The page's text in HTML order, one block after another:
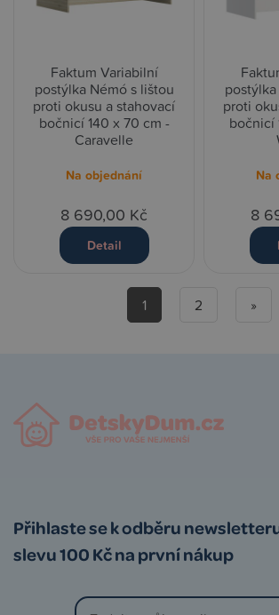
Faktum Variabilní
postýlka Némó s lištou
proti okusu a stahovací
bočnicí 140 x 70 cm -
Caravelle
Na objednání
8 690,00 Kč
Detail
proti
bočnicí
Na
8
1 2 »
Přihlaste se k odběru
slevu 100 Kč na první nákup